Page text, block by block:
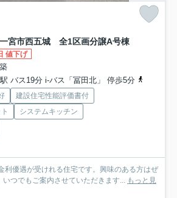
宮市西五城 全1区画分譲A号棟
値下げ
バス19分 i-バス「冨田北」 停歩5分
建設住宅性能評価書付
システムキッチン
利優遇が受けれる住宅です。興味のある方はぜ
つでもご案内させていただきます... もっと見